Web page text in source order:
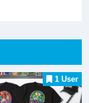
1 User